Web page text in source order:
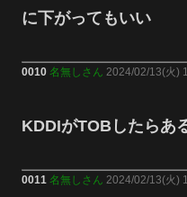
に下がってもいい
0010 名無しさん 2024/02/13(火)
KDDIがTOBしたらあ
0011 名無しさん 2024/02/13(火)